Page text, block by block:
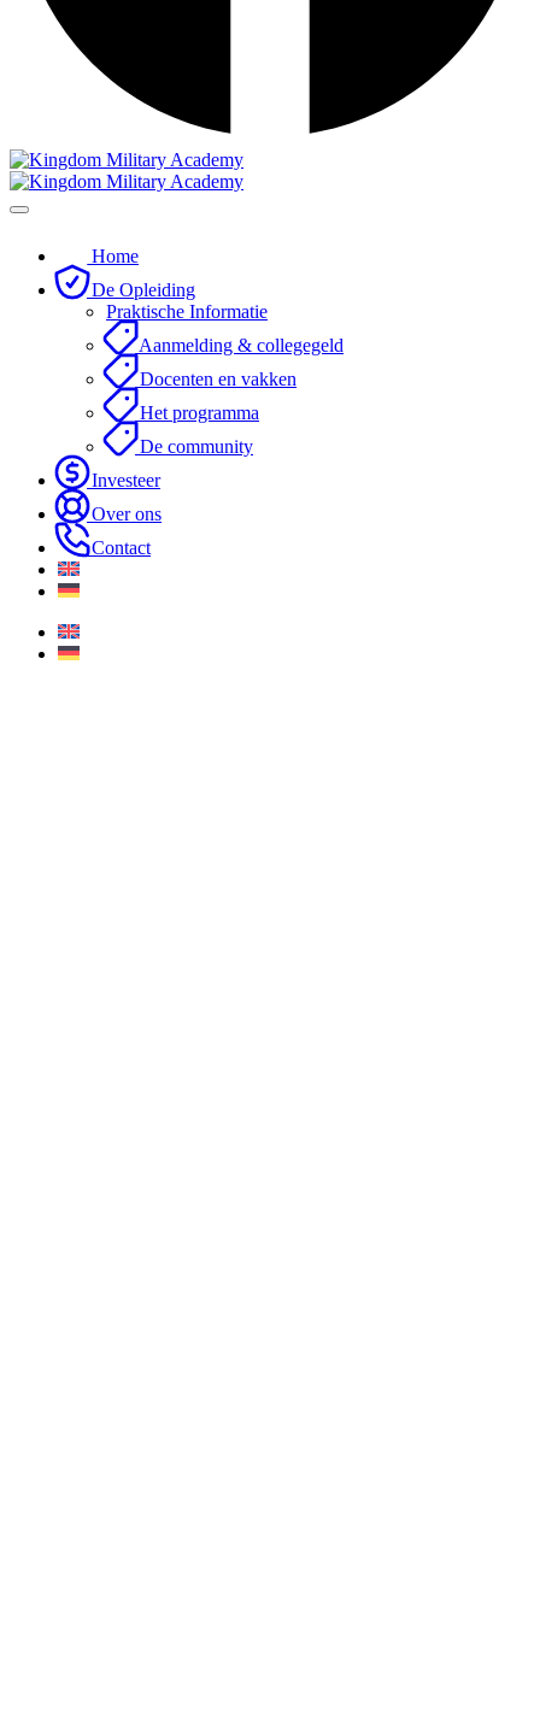
Home
De Opleiding
Praktische Informatie
Aanmelding & collegegeld
Docenten en vakken
Het programma
De community
Investeer
Over ons
Contact